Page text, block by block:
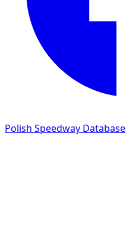
Polish Speedway Database